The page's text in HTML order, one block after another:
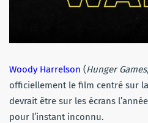
Woody Harrelson (Hunger
officiellement le film centré sur
devrait être sur les écrans
pour l’instant inconnu.